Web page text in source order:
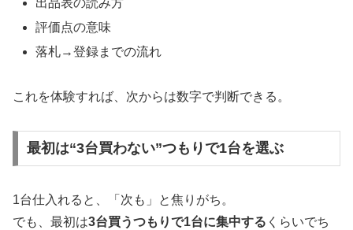
評価点の意味
落札→登録までの流れ
これを体験すれば、次からは数字で判断できる。
最初は“3台買わない”つもりで1台を選ぶ
1台仕入れると、「次も」と焦りがち。
でも、最初は3台買うつもりで1台に集中する くらいでち